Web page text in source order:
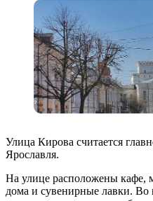
Улица Кирова считается
Ярославля.
На улице расположены кафе,
дома и сувенирные лавки. Во